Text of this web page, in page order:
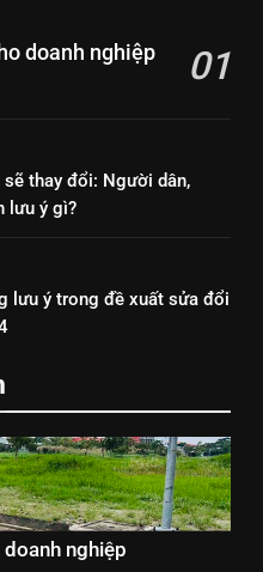
doanh nghiệp 01
thay đổi: Người dân,
lưu ý gì?
lưu ý trong đề xuất sửa đổi
nghiệp